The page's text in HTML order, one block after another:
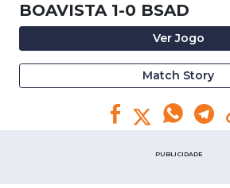
BOAVISTA 1-0 BSAD
Ver Jogo
Match Story
PUBLICIDADE